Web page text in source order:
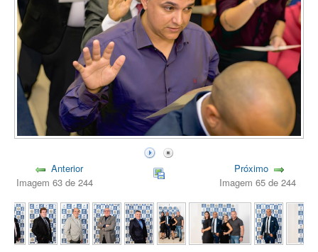
Anterior
Imagem 63 de 244
Próximo
Imagem 65 de 244